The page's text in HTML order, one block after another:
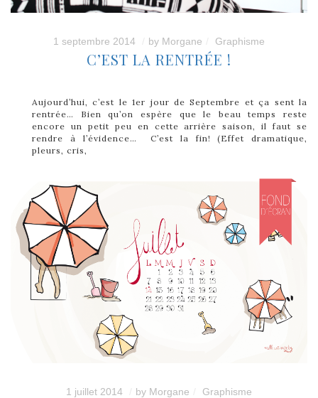
1 septembre 2014 by Morgane Graphisme
C’EST LA RENTRÉE !
Aujourd’hui, c’est le 1er jour de Septembre et ça sent la
rentrée… Bien qu’on espère que le beau temps reste
encore un petit peu en cette arrière saison, il faut se
rendre à l’évidence… C’est la fin! (Effet dramatique,
pleurs, cris,
1 juillet 2014 by Morgane Graphisme